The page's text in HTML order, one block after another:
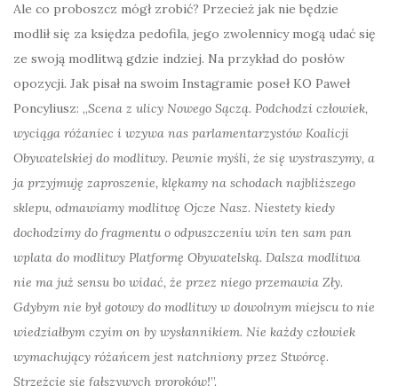
Ale co proboszcz mógł zrobić? Przecież jak nie będzie
modlił się za księdza pedofila, jego zwolennicy mogą udać się
ze swoją modlitwą gdzie indziej. Na przykład do posłów
opozycji. Jak pisał na swoim Instagramie poseł KO Paweł
Poncyliusz: „Scena z ulicy Nowego Sączą. Podchodzi człowiek,
wyciąga różaniec i wzywa nas parlamentarzystów Koalicji
Obywatelskiej do modlitwy. Pewnie myśli, że się wystraszymy, a
ja przyjmuję zaproszenie, klękamy na schodach najbliższego
sklepu, odmawiamy modlitwę Ojcze Nasz. Niestety kiedy
dochodzimy do fragmentu o odpuszczeniu win ten sam pan
wplata do modlitwy Platformę Obywatelską. Dalsza modlitwa
nie ma już sensu bo widać, że przez niego przemawia Zły.
Gdybym nie był gotowy do modlitwy w dowolnym miejscu to nie
wiedziałbym czyim on by wysłannikiem. Nie każdy człowiek
wymachujący różańcem jest natchniony przez Stwórcę.
Strzeżcie się fałszywych proroków!”.